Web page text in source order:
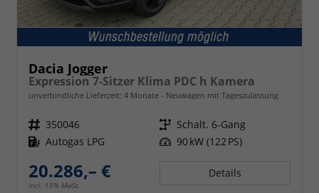
Dacia Jogger
Expression 7-Sitzer Klima PDC h Kamera
unverbindliche Lieferzeit: 4 Monate Neuwagen mit Tageszulassung
Fahrzeugnr. 350046 Getriebe Schalt. 6-Gang
Kraftstoff Autogas LPG Leistung 90 kW (122 PS)
20.286,– €
incl. 19% MwSt.
Details